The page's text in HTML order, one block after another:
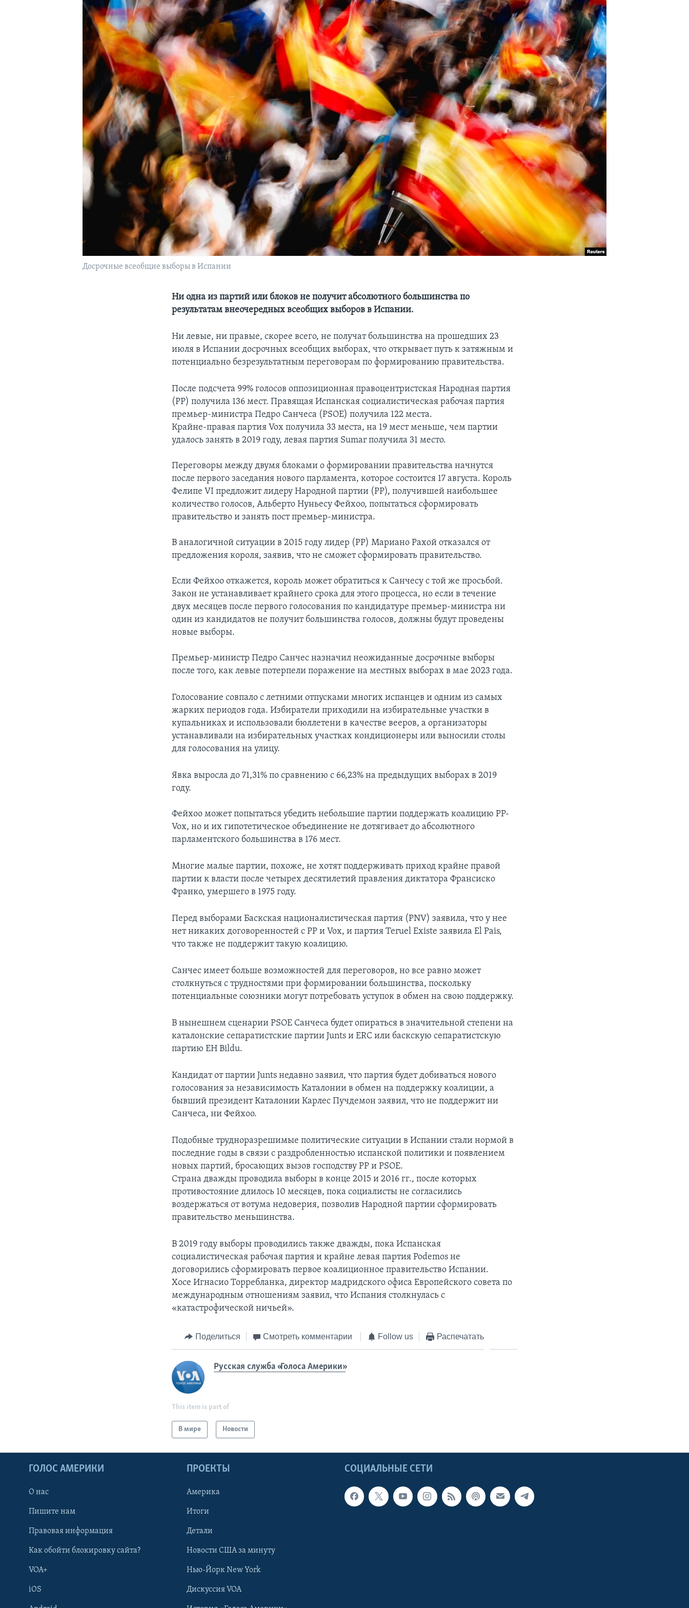
Досрочные всеобщие выборы в Испании
Ни одна из партий или блоков не получит абсолютного большинства по
результатам внеочередных всеобщих выборов в Испании.
Ни левые, ни правые, скорее всего, не получат большинства на прошедших 23
июля в Испании досрочных всеобщих выборах, что открывает путь к затяжным и
потенциально безрезультатным переговорам по формированию правительства.
После подсчета 99% голосов оппозиционная правоцентристская Народная партия
(PP) получила 136 мест. Правящая Испанская социалистическая рабочая партия
премьер-министра Педро Санчеса (PSOE) получила 122 места.
Крайне-правая партия Vox получила 33 места, на 19 мест меньше, чем партии
удалось занять в 2019 году, левая партия Sumar получила 31 место.
Переговоры между двумя блоками о формировании правительства начнутся
после первого заседания нового парламента, которое состоится 17 августа. Король
Фелипе VI предложит лидеру Народной партии (PP), получившей наибольшее
количество голосов, Альберто Нуньесу Фейхоо, попытаться сформировать
правительство и занять пост премьер-министра.
В аналогичной ситуации в 2015 году лидер (PP) Мариано Рахой отказался от
предложения короля, заявив, что не сможет сформировать правительство.
Если Фейхоо откажется, король может обратиться к Санчесу с той же просьбой.
Закон не устанавливает крайнего срока для этого процесса, но если в течение
двух месяцев после первого голосования по кандидатуре премьер-министра ни
один из кандидатов не получит большинства голосов, должны будут проведены
новые выборы.
Премьер-министр Педро Санчес назначил неожиданные досрочные выборы
после того, как левые потерпели поражение на местных выборах в мае 2023 года.
Голосование совпало с летними отпусками многих испанцев и одним из самых
жарких периодов года. Избиратели приходили на избирательные участки в
купальниках и использовали бюллетени в качестве вееров, а организаторы
устанавливали на избирательных участках кондиционеры или выносили столы
для голосования на улицу.
Явка выросла до 71,31% по сравнению с 66,23% на предыдущих выборах в 2019
году.
Фейхоо может попытаться убедить небольшие партии поддержать коалицию PP-
Vox, но и их гипотетическое объединение не дотягивает до абсолютного
парламентского большинства в 176 мест.
Многие малые партии, похоже, не хотят поддерживать приход крайне правой
партии к власти после четырех десятилетий правления диктатора Франсиско
Франко, умершего в 1975 году.
Перед выборами Баскская националистическая партия (PNV) заявила, что у нее
нет никаких договоренностей с PP и Vox, и партия Teruel Existe заявила El Pais,
что также не поддержит такую коалицию.
Санчес имеет больше возможностей для переговоров, но все равно может
столкнуться с трудностями при формировании большинства, поскольку
потенциальные союзники могут потребовать уступок в обмен на свою поддержку.
В нынешнем сценарии PSOE Санчеса будет опираться в значительной степени на
каталонские сепаратистские партии Junts и ERC или баскскую сепаратистскую
партию EH Bildu.
Кандидат от партии Junts недавно заявил, что партия будет добиваться нового
голосования за независимость Каталонии в обмен на поддержку коалиции, а
бывший президент Каталонии Карлес Пучдемон заявил, что не поддержит ни
Санчеса, ни Фейхоо.
Подобные трудноразрешимые политические ситуации в Испании стали нормой в
последние годы в связи с раздробленностью испанской политики и появлением
новых партий, бросающих вызов господству PP и PSOE.
Страна дважды проводила выборы в конце 2015 и 2016 гг., после которых
противостояние длилось 10 месяцев, пока социалисты не согласились
воздержаться от вотума недоверия, позволив Народной партии сформировать
правительство меньшинства.
В 2019 году выборы проводились также дважды, пока Испанская
социалистическая рабочая партия и крайне левая партия Podemos не
договорились сформировать первое коалиционное правительство Испании.
Хосе Игнасио Торребланка, директор мадридского офиса Европейского совета по
международным отношениям заявил, что Испания столкнулась с
«катастрофической ничьей».
Поделиться Смотреть комментарии Follow us Распечатать
Русская служба «Голоса Америки»
This item is part of
В мире Новости
СОЦИАЛЬНЫЕ СЕТИ
ГОЛОС АМЕРИКИ
О нас
Пишите нам
Правовая информация
Как обойти блокировку сайта?
VOA+
iOS
ПРОЕКТЫ
Америка
Итоги
Детали
Новости США за минуту
Нью-Йорк New York
Дискуссия VOA